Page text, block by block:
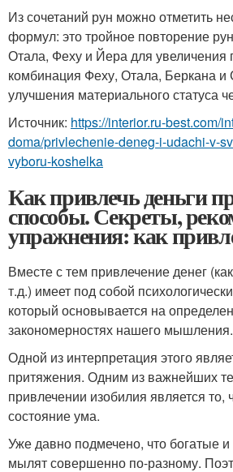
Из сочетаний рун можно отметить
формул: это тройное повторение
Отала, Феху и Йера для увеличения
комбинация Феху, Отала, Беркана и
улучшения материального статуса
Источник: https://interior.ru-best.com/
doma/privlechenie-deneg-i-udachi-v-
vyboru-koshelka
Как привлечь деньги
способы. Секреты,
упражнения: как
Вместе с тем привлечение денег
т.д.) имеет под собой
который основывается на
закономерностях нашего мышления.
Одной из интерпретация этого
притяжения. Одним из важнейших
привлечении изобилия является то,
состояние ума.
Уже давно подмечено, что богатые
мылят совершенно по-разному.